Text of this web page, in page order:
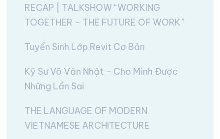
RECAP | TALKSHOW “WORKING
TOGETHER – THE FUTURE OF WORK”
Tuyển Sinh Lớp Revit Cơ Bản
Kỹ Sư Võ Văn Nhật – Cho Mình Được
Những Lần Sai
THE LANGUAGE OF MODERN
VIETNAMESE ARCHITECTURE